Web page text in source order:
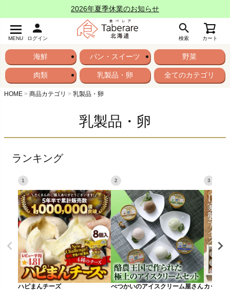
2026年夏季休業のお知らせ
MENU ログイン 検索 カート
海鮮 パン・スイーツ 野菜
肉類 乳製品・卵 全てのカテゴリ
HOME 商品カテゴリ 乳製品・卵
乳製品・卵
ランキング
1
ハピまんチーズ
2
べつかいのアイスクリーム屋さん
3
カップ